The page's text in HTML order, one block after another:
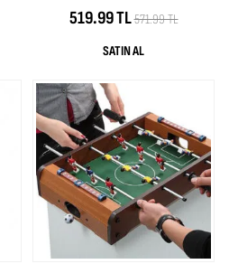
519.99 TL571.99 TL